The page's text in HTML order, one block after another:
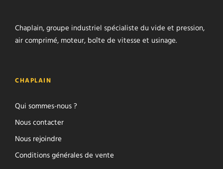
Chaplain, groupe industriel spécialiste du vide et pression,
air comprimé, moteur, boîte de vitesse et usinage.
CHAPLAIN
Qui sommes-nous ?
Nous contacter
Nous rejoindre
Conditions générales de vente